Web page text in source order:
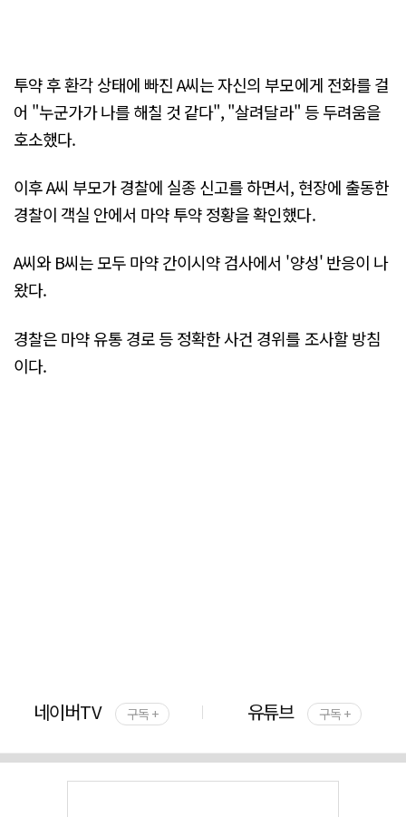
투약 후 환각 상태에 빠진 A씨는 자신의 부모에게 전화를 걸
어 "누군가가 나를 해칠 것 같다", "살려달라" 등 두려움을
호소했다.
이후 A씨 부모가 경찰에 실종 신고를 하면서, 현장에 출동한
경찰이 객실 안에서 마약 투약 정황을 확인했다.
A씨와 B씨는 모두 마약 간이시약 검사에서 '양성' 반응이 나
왔다.
경찰은 마약 유통 경로 등 정확한 사건 경위를 조사할 방침
이다.
네이버TV 구독 + 유튜브 구독 +